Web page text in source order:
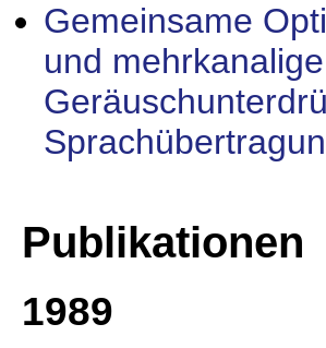
Gemeinsame
und
Publikationen
1989